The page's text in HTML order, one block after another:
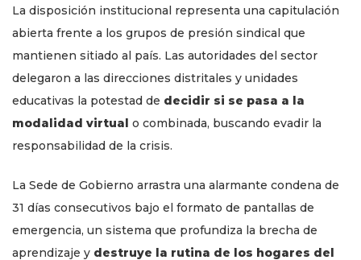
La disposición institucional representa una capitulación
abierta frente a los grupos de presión sindical que
mantienen sitiado al país. Las autoridades del sector
delegaron a las direcciones distritales y unidades
educativas la potestad de decidir si se pasa a la
modalidad virtual o combinada, buscando evadir la
responsabilidad de la crisis.
La Sede de Gobierno arrastra una alarmante condena de
31 días consecutivos bajo el formato de pantallas de
emergencia, un sistema que profundiza la brecha de
aprendizaje y destruye la rutina de los hogares del